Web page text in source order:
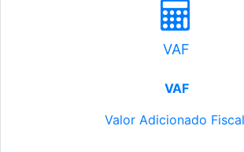
VAF
VAF
Valor Adicionado